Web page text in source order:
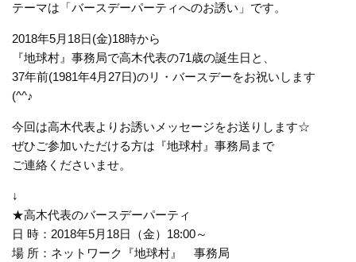
テーマは「バースデーパーティへのお誘い」です。
2018年5月18日(金)18時から
『地球村』事務局で高木代表の71歳の誕生日と、
37年前(1981年4月27日)のリ・バースデーをお祝いします
(^^♪
今回は高木代表よりお誘いメッセージをお送りします☆
ぜひご参加いただける方は『地球村』事務局まで
ご連絡くださいませ。
↓
★高木代表のバースデーパーティ
日 時：2018年5月18日（金）18:00～
場 所：ネットワーク『地球村』 事務局